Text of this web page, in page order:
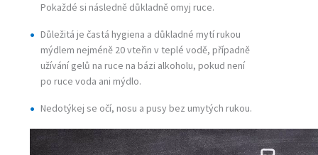
Pokaždé si následně důkladně omyj ruce.
Důležitá je častá hygiena a důkladné mytí rukou
mýdlem nejméně 20 vteřin v teplé vodě, případně
užívání gelů na ruce na bázi alkoholu, pokud není
po ruce voda ani mýdlo.
Nedotýkej se očí, nosu a pusy bez umytých rukou.